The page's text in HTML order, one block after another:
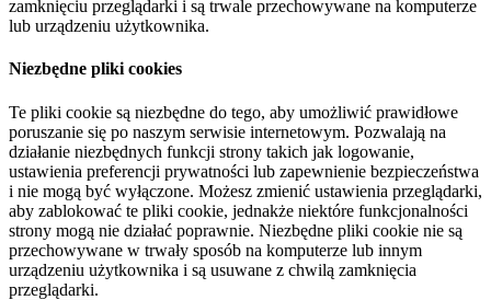
zamknięciu przeglądarki i są trwale przechowywane na komputerze
lub urządzeniu użytkownika.
Niezbędne pliki cookies
Te pliki cookie są niezbędne do tego, aby umożliwić prawidłowe
poruszanie się po naszym serwisie internetowym. Pozwalają na
działanie niezbędnych funkcji strony takich jak logowanie,
ustawienia preferencji prywatności lub zapewnienie bezpieczeństwa
i nie mogą być wyłączone. Możesz zmienić ustawienia przeglądarki,
aby zablokować te pliki cookie, jednakże niektóre funkcjonalności
strony mogą nie działać poprawnie. Niezbędne pliki cookie nie są
przechowywane w trwały sposób na komputerze lub innym
urządzeniu użytkownika i są usuwane z chwilą zamknięcia
przeglądarki.